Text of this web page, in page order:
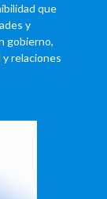
que
y
gobierno,
relaciones